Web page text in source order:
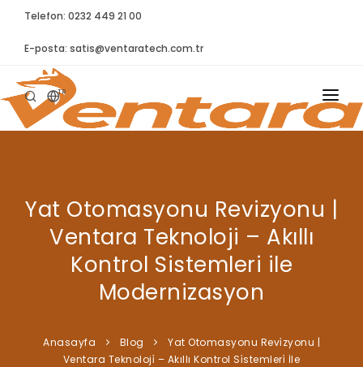
Telefon: 0232 449 21 00
E-posta: satis@ventaratech.com.tr
TR
ANASAYFA
ÜRÜNLER
İLETIŞIM
SIKÇA SORULAN SORULAR
Yat Otomasyonu Revizyonu |
Ventara Teknoloji – Akıllı
Kontrol Sistemleri ile
Modernizasyon
Anasayfa Blog
Yat Otomasyonu Revi̇zyonu |
Ventara Teknoloji̇ – Akıllı Kontrol Si̇stemleri̇ İle